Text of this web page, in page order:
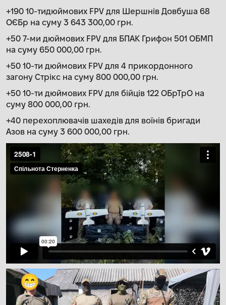
+190 10-тидюймових FPV для Шершнів Довбуша 68
ОЄБр на суму 3 643 300,00 грн.
+50 7-ми дюймових FPV для БПАК Грифон 501 ОБМП
на суму 650 000,00 грн.
+50 10-ти дюймових FPV для 4 прикордонного
загону Стрікс на суму 800 000,00 грн.
+50 10-ти дюймових FPV для бійців 122 ОБрТрО на
суму 800 000,00 грн.
+40 перехоплювачів шахедів для воїнів бригади
Азов на суму 3 600 000,00 грн.